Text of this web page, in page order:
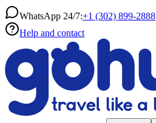
WhatsApp 24/7:+1 (302) 899-2888
Help and contact